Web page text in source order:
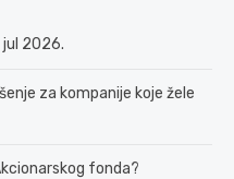
2026.
za kompanije koje žele
fonda?